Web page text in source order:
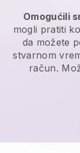
Omogućili
mogli pratiti
da možete
stvarnom
račun.